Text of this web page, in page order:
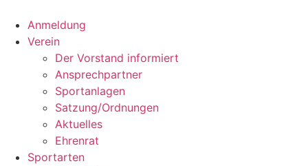
Anmeldung
Verein
Der Vorstand informiert
Ansprechpartner
Sportanlagen
Satzung/Ordnungen
Aktuelles
Ehrenrat
Sportarten